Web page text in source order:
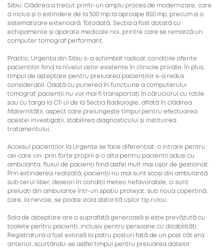
Sibiu. Clădirea a trecut printr-un amplu proces de modernizare, care
a inclus și o extindere de la 500 mp la aproape 850 mp, precum și o
sistematizare exterioară. Totodată, Secția a fost dotată cu
echipamente și aparate medicale noi, printre care se remarcă un
computer tomograf performant.
Practic, Urgența din Sibiu s-a schimbat radical, condițiile oferite
pacienților fiind la nivelul celor existente în clinicile private. În plus,
timpul de așteptare pentru preluarea pacienților s-a redus
considerabil. Odată cu punerea în funcțiune a computerului
tomograf, pacienții nu vor mai fi transportați în căruciorul cu rotile
sau cu targa la CT-ul de la Secția Radiologie, aflată în clădirea
Maternității, aspect care prelungește timpul pentru efectuarea
acestei investigații, stabilirea diagnosticului și instituirea
tratamentului.
Accesul pacienților la Urgențe se face diferențiat: o intrare pentru
cei care vin prin forțe proprii și o alta pentru pacienții aduși cu
ambulanța, fluxul de pacienți fiind astfel mult mai ușor de gestionat.
Prin extinderea realizată, pacienții nu mai sunt scoși din ambulanță
sub cerul liber, deseori în condiții meteo nefavorabile, ci sunt
preluați din ambulanțe într-un spațiu protejat, sub noua copertină,
care, la nevoie, se poate izola datorită ușilor tip rulou.
Sala de așteptare are o suprafață generoasă și este prevăzută cu
toalete pentru pacienți, inclusiv pentru persoane cu dizabilități.
Registratura a fost extinsă la patru posturi față de un post cât era
anterior, scurtându-se astfel timpul pentru preluarea datelor